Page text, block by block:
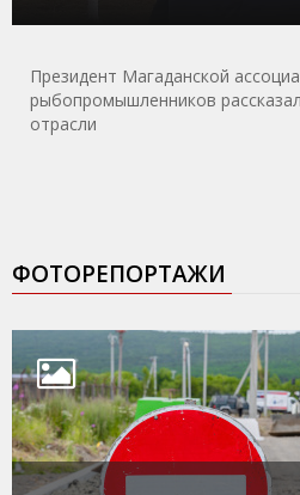
Президент Магаданской
рыбопромышленников
отрасли
ФОТОРЕПОРТАЖИ